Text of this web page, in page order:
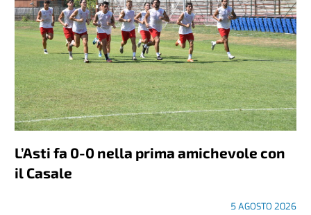
L’Asti fa 0-0 nella prima amichevole con
il Casale
5 AGOSTO 2026